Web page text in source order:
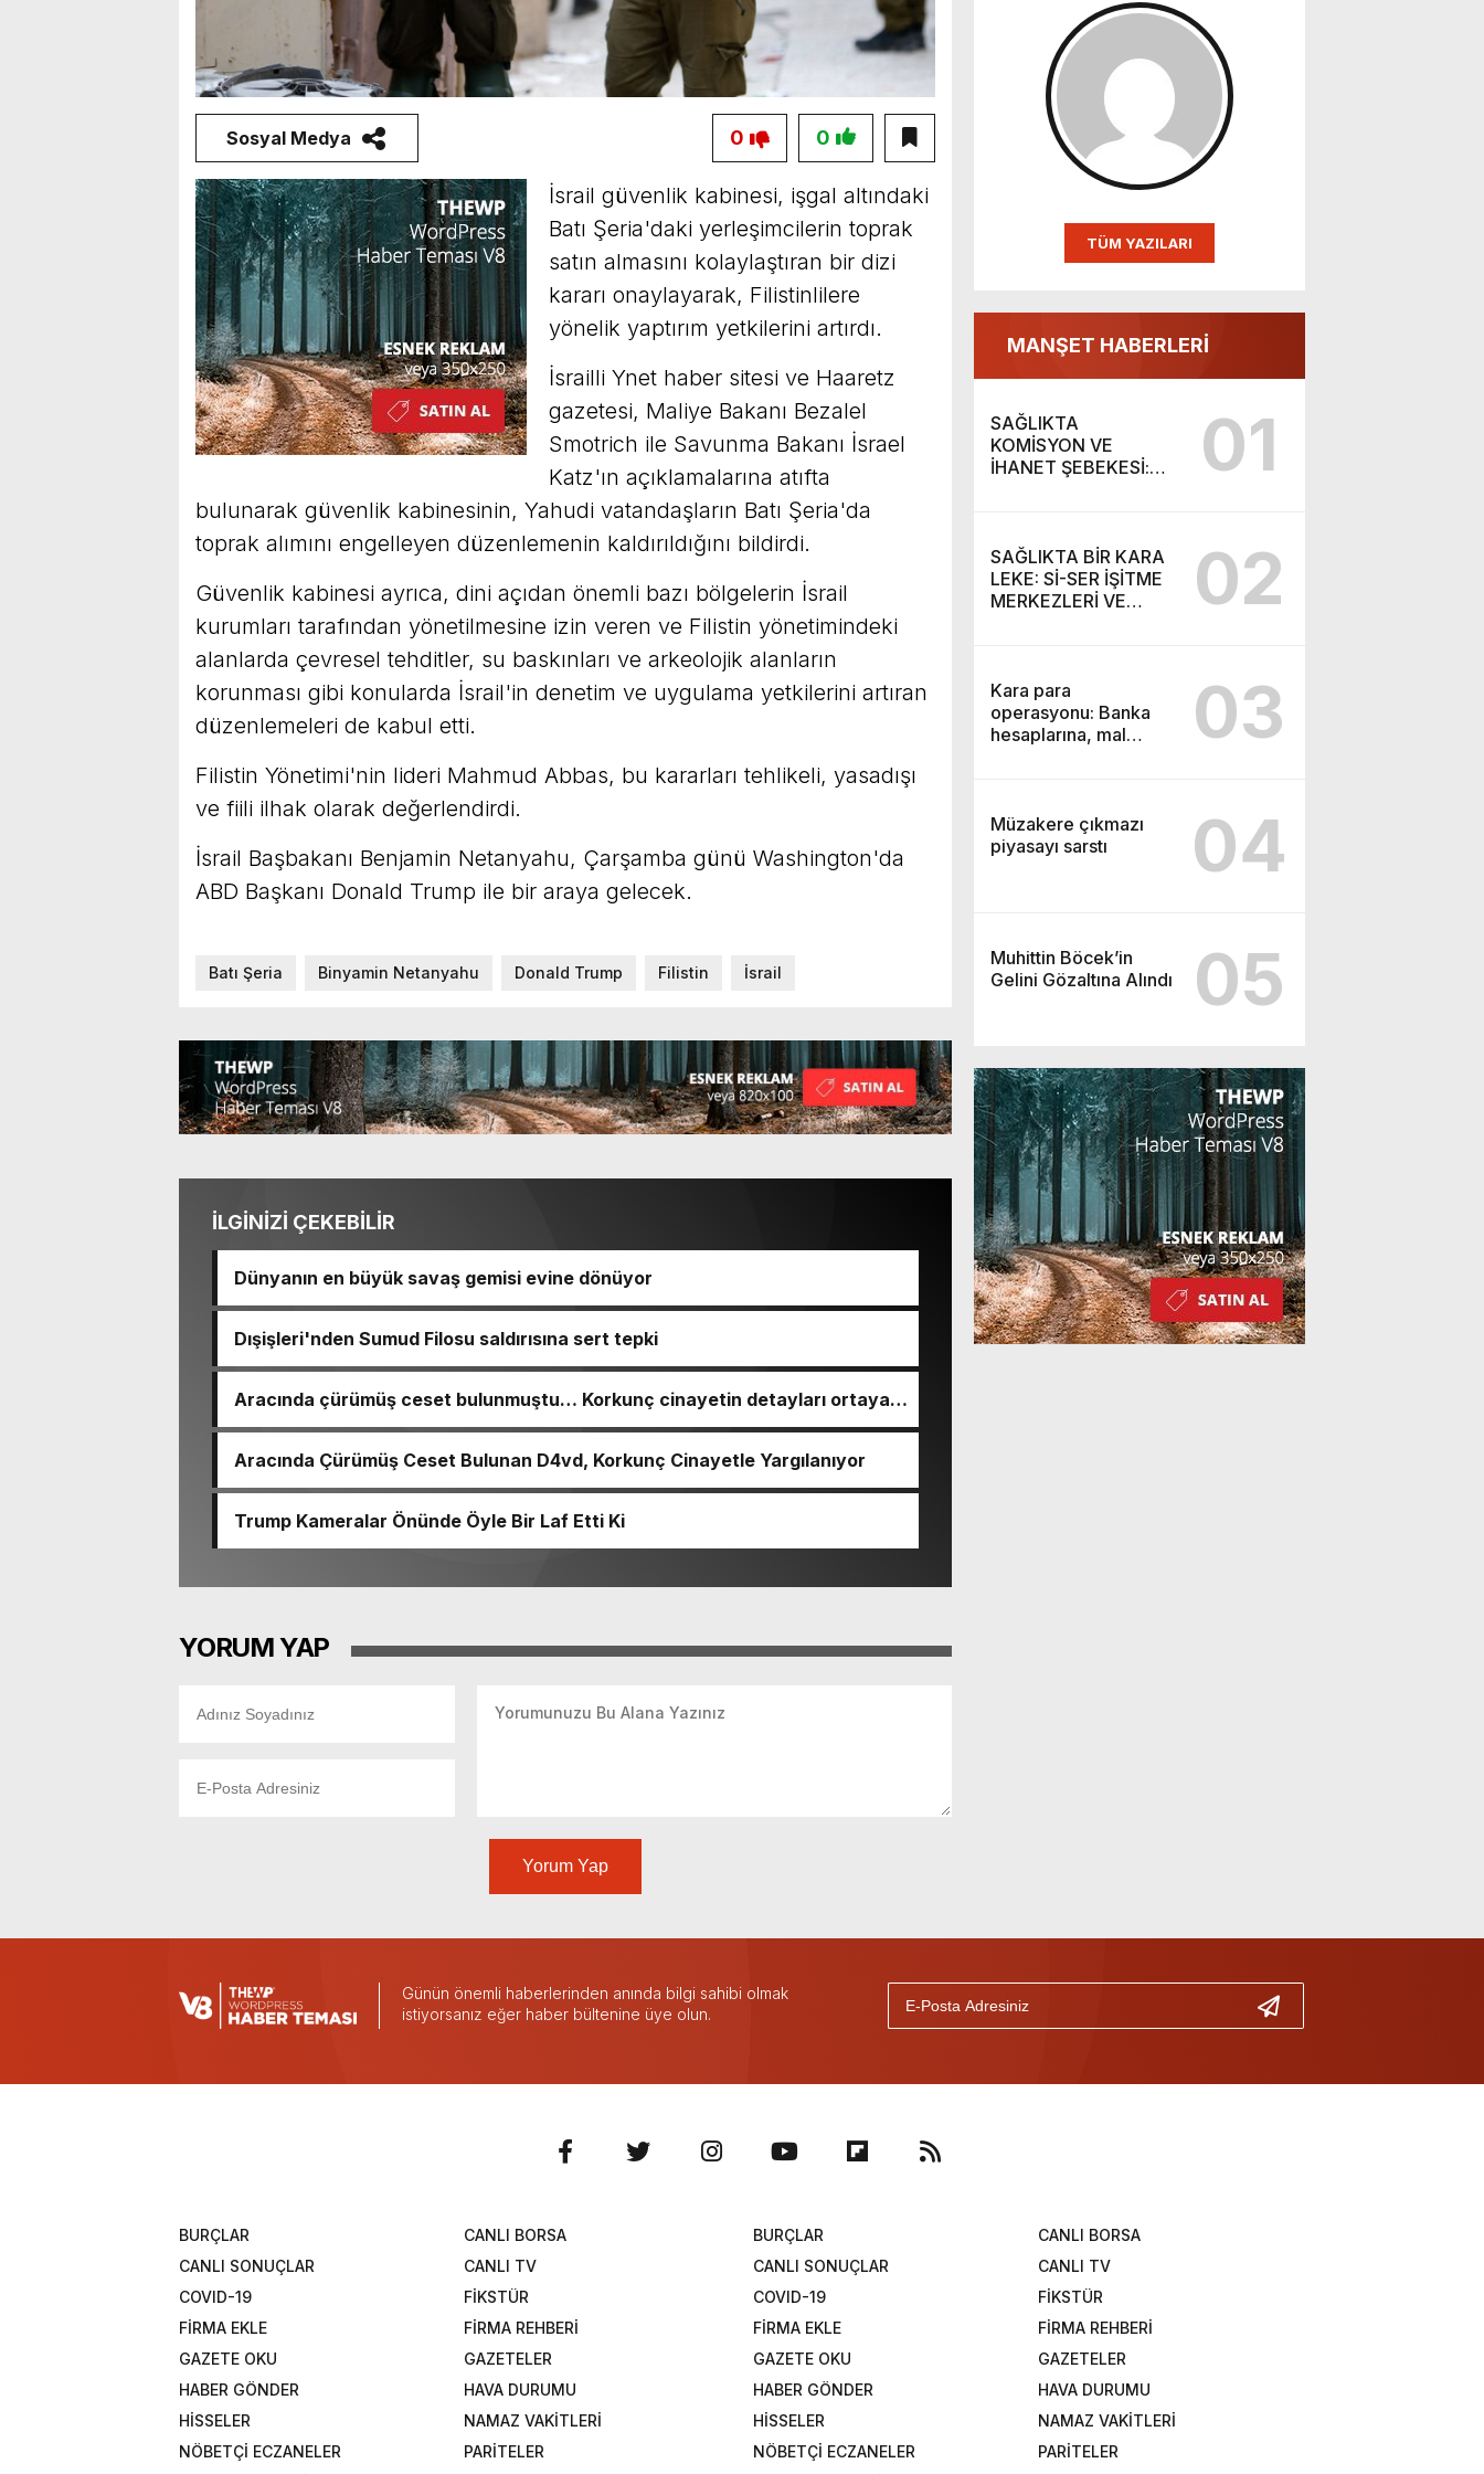
TÜM YAZILARI
MANŞET HABERLERİ
SAĞLIKTA
KOMİSYON VE
İHANET ŞEBEKESİ:
VURGUNU!
01
SAĞLIKTA BİR KARA
LEKE: Sİ-SER İŞİTME
MERKEZLERİ VE
02
Kara para
operasyonu: Banka
hesaplarına, mal
03
Müzakere çıkmazı
piyasayı sarstı
04
Muhittin Böcek’in
Gelini Gözaltına Alındı
05
Sosyal Medya 0
0
İsrail güvenlik kabinesi, işgal altındaki
Batı Şeria'daki yerleşimcilerin toprak
satın almasını kolaylaştıran bir dizi
kararı onaylayarak, Filistinlilere
yönelik yaptırım yetkilerini artırdı.
İsrailli Ynet haber sitesi ve Haaretz
gazetesi, Maliye Bakanı Bezalel
Smotrich ile Savunma Bakanı İsrael
Katz'ın açıklamalarına atıfta
bulunarak güvenlik kabinesinin, Yahudi vatandaşların Batı Şeria'da
toprak alımını engelleyen düzenlemenin kaldırıldığını bildirdi.
Güvenlik kabinesi ayrıca, dini açıdan önemli bazı bölgelerin İsrail
kurumları tarafından yönetilmesine izin veren ve Filistin yönetimindeki
alanlarda çevresel tehditler, su baskınları ve arkeolojik alanların
korunması gibi konularda İsrail'in denetim ve uygulama yetkilerini artıran
düzenlemeleri de kabul etti.
Filistin Yönetimi'nin lideri Mahmud Abbas, bu kararları tehlikeli, yasadışı
ve fiili ilhak olarak değerlendirdi.
İsrail Başbakanı Benjamin Netanyahu, Çarşamba günü Washington'da
ABD Başkanı Donald Trump ile bir araya gelecek.
Batı Şeria Binyamin Netanyahu Donald Trump Filistin İsrail
İLGİNİZİ ÇEKEBİLİR
Dünyanın en büyük savaş gemisi evine dönüyor
Dışişleri'nden Sumud Filosu saldırısına sert tepki
Aracında çürümüş ceset bulunmuştu… Korkunç cinayetin detayları ortaya
çıktı
Aracında Çürümüş Ceset Bulunan D4vd, Korkunç Cinayetle Yargılanıyor
Trump Kameralar Önünde Öyle Bir Laf Etti Ki
YORUM YAP
Yorum Yap
Günün önemli haberlerinden anında bilgi sahibi olmak
istiyorsanız eğer haber bültenine üye olun.
BURÇLAR
CANLI BORSA
CANLI SONUÇLAR
CANLI TV
COVID-19
FİKSTÜR
FİRMA EKLE
FİRMA REHBERİ
GAZETE OKU
GAZETELER
HABER GÖNDER
HAVA DURUMU
HİSSELER
NAMAZ VAKİTLERİ
NÖBETÇİ ECZANELER
PARİTELER
BURÇLAR
CANLI BORSA
CANLI SONUÇLAR
CANLI TV
COVID-19
FİKSTÜR
FİRMA EKLE
FİRMA REHBERİ
GAZETE OKU
GAZETELER
HABER GÖNDER
HAVA DURUMU
HİSSELER
NAMAZ VAKİTLERİ
NÖBETÇİ ECZANELER
PARİTELER